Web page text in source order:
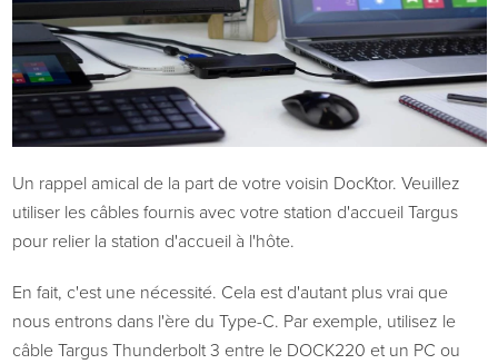
Un rappel amical de la part de votre voisin DocKtor. Veuillez
utiliser les câbles fournis avec votre station d'accueil Targus
pour relier la station d'accueil à l'hôte.
En fait, c'est une nécessité. Cela est d'autant plus vrai que
nous entrons dans l'ère du Type-C. Par exemple, utilisez le
câble Targus Thunderbolt 3 entre le DOCK220 et un PC ou